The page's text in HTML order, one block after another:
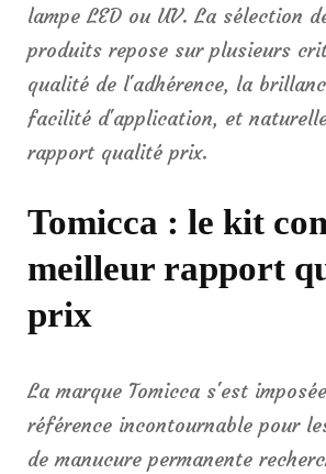
lampe LED ou UV. La sélection
produits repose sur plusieurs
qualité de l'adhérence, la
facilité d'application, et
rapport qualité prix.
Tomicca : le kit
meilleur rapport
prix
La marque Tomicca s'est
référence incontournable pour
de manucure permanente